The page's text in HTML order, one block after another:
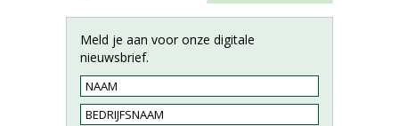
Meld je aan voor onze digitale
nieuwsbrief.